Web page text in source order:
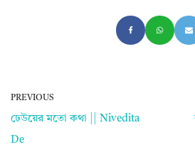
PREVIOUS
ঢেউয়ের মতো কথা || Nivedita
De